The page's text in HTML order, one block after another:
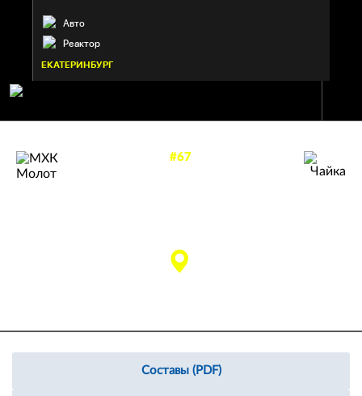
Авто
Реактор
ЕКАТЕРИНБУРГ
#67
Составы (PDF)